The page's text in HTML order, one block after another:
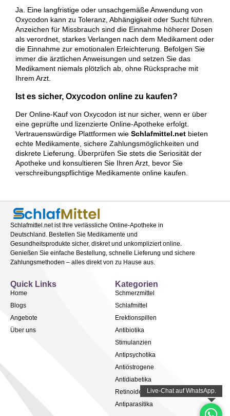
Ja. Eine langfristige oder unsachgemäße Anwendung von
Oxycodon kann zu Toleranz, Abhängigkeit oder Sucht führen.
Anzeichen für Missbrauch sind die Einnahme höherer Dosen
als verordnet, starkes Verlangen nach dem Medikament oder
die Einnahme zur emotionalen Erleichterung. Befolgen Sie
immer die ärztlichen Anweisungen und setzen Sie das
Medikament niemals plötzlich ab, ohne Rücksprache mit
Ihrem Arzt.
Ist es sicher, Oxycodon online zu kaufen?
Der Online-Kauf von Oxycodon ist nur sicher, wenn er über
eine geprüfte und lizenzierte Online-Apotheke erfolgt.
Vertrauenswürdige Plattformen wie Schlafmittel.net bieten
echte Medikamente, sichere Zahlungsmöglichkeiten und
diskrete Lieferung. Überprüfen Sie stets die Seriosität der
Apotheke und konsultieren Sie Ihren Arzt, bevor Sie
verschreibungspflichtige Medikamente online kaufen.
Schlafmittel.net ist Ihre verlässliche Online-Apotheke in
Deutschland. Bestellen Sie Medikamente und
Gesundheitsprodukte sicher, diskret und unkompliziert online.
Genießen Sie einfache Bestellung, schnelle Lieferung und sichere
Zahlungsmethoden – alles direkt von zu Hause aus.
Kategorien
Schmerzmittel
Schlafmittel
Erektionspillen
Antibiotika
Stimulanzien
Antipsychotika
Antiöstrogene
Antidiabetika
Retinoide
Antiparasitika
Quick Links
Home
Blogs
Angebote
Über uns